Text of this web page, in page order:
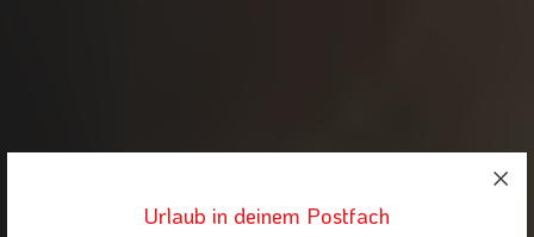
Urlaub in deinem Postfach